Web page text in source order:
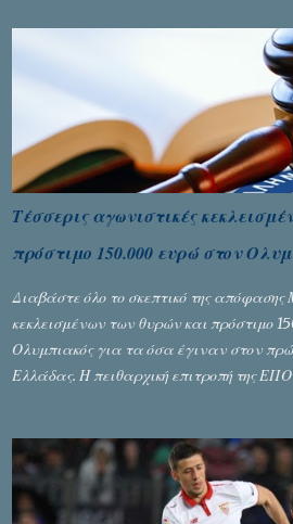
Τέσσερις αγωνιστικές
πρόστιμο 150.000 ευρώ στον
Διαβάστε όλο το σκεπτικό της απόφασης
κεκλεισμένων των θυρών και πρόστιμο
Ολυμπιακός για τα όσα έγιναν στον
Ελλάδας. Η πειθαρχική επιτροπή της
αφαίρεσης βαθμών, όπως απαιτούσαν,
εφικτό, σύμφωνα με τα στοιχεία...